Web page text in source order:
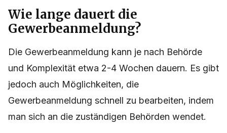
Wie lange dauert die
Gewerbeanmeldung?
Die Gewerbeanmeldung kann je nach Behörde
und Komplexität etwa 2-4 Wochen dauern. Es gibt
jedoch auch Möglichkeiten, die
Gewerbeanmeldung schnell zu bearbeiten, indem
man sich an die zuständigen Behörden wendet.